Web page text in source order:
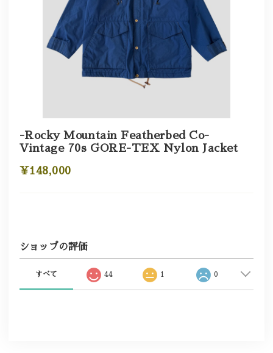
-Rocky Mountain Featherbed Co-
Vintage 70s GORE-TEX Nylon Jacket
¥148,000
ショップの評価
すべて 44 1 0